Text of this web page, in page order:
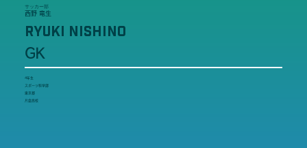
サッカー部
西野 竜生
RYUKI NISHINO
GK
4年生
スポーツ科学部
東京都
片倉高校